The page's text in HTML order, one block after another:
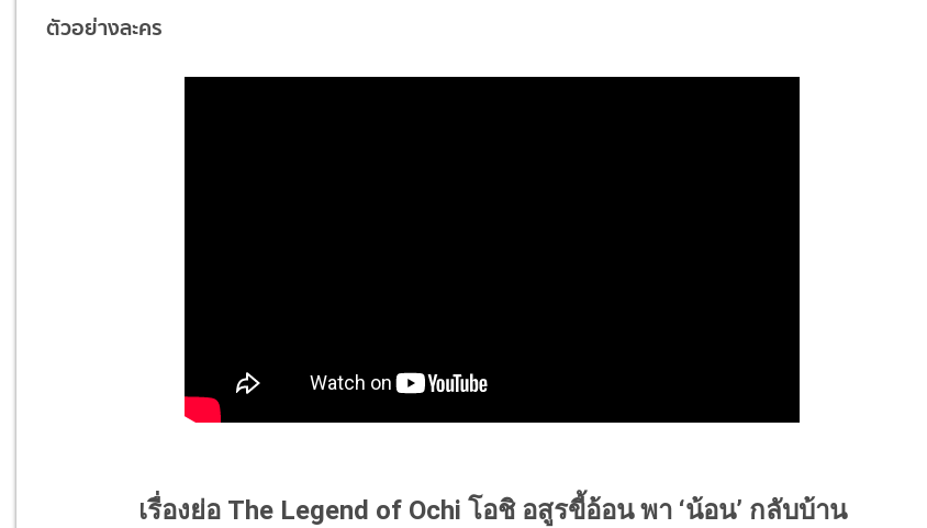
ตัวอย่างละคร
เรื่องย่อ The Legend of Ochi โอชิ อสูรขี้อ้อน พา ‘น้อน’ กลับบ้าน